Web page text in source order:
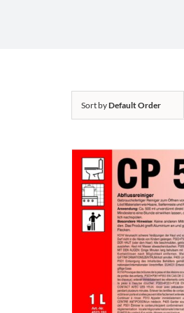
Sort byDefault Order